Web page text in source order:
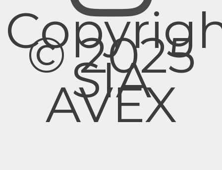
© 2025
SIA
AVEX